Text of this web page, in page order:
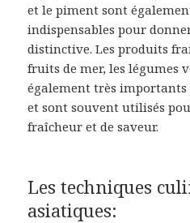
et le piment sont
indispensables pour
distinctive. Les produits
fruits de mer, les légumes
également très
et sont souvent utilisés
fraîcheur et de saveur.
Les techniques
asiatiques: